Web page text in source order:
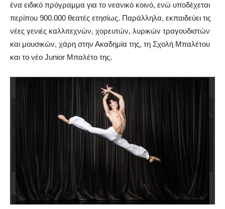
ένα ειδικό πρόγραμμα για το νεανικό κοινό, ενώ υποδέχεται
περίπου 900.000 θεατές ετησίως. Παράλληλα, εκπαιδεύει τις
νέες γενιές καλλιτεχνών, χορευτών, λυρικών τραγουδιστών
και μουσικών, χάρη στην Ακαδημία της, τη Σχολή Μπαλέτου
και το νέο Junior Μπαλέτο της.